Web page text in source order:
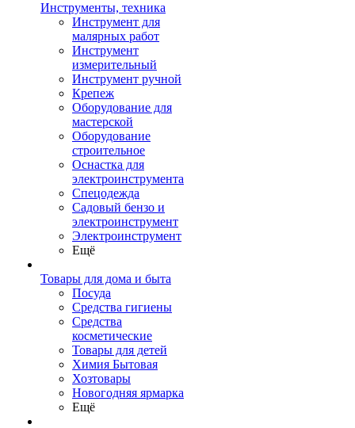
Инструменты, техника
Инструмент для
малярных работ
Инструмент
измерительный
Инструмент ручной
Крепеж
Оборудование для
мастерской
Оборудование
строительное
Оснастка для
электроинструмента
Спецодежда
Садовый бензо и
электроинструмент
Электроинструмент
Ещё
Товары для дома и быта
Посуда
Средства гигиены
Средства
косметические
Товары для детей
Химия Бытовая
Хозтовары
Новогодняя ярмарка
Ещё